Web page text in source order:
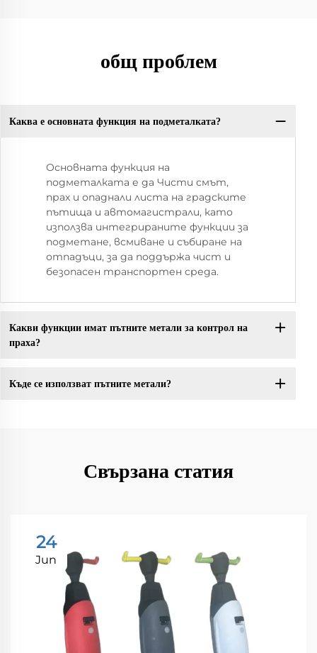
общ проблем
Каква е основната функция на подметалката?
Основната функция на
подметалката е да Чисти смът,
прах и опаднали листа на градските
пътища и автомагистрали, като
използва интегрираните функции за
подметане, всмиване и събиране на
отпадъци, за да поддържа чист и
безопасен транспортен среда.
Какви функции имат пътните метали за контрол на
праха?
Къде се използват пътните метали?
Свързана статия
24
Jun